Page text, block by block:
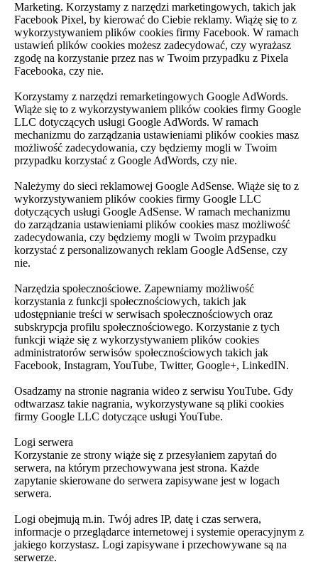
Marketing. Korzystamy z narzędzi marketingowych, takich jak
Facebook Pixel, by kierować do Ciebie reklamy. Wiążę się to z
wykorzystywaniem plików cookies firmy Facebook. W ramach
ustawień plików cookies możesz zadecydować, czy wyrażasz
zgodę na korzystanie przez nas w Twoim przypadku z Pixela
Facebooka, czy nie.
Korzystamy z narzędzi remarketingowych Google AdWords.
Wiąże się to z wykorzystywaniem plików cookies firmy Google
LLC dotyczących usługi Google AdWords. W ramach
mechanizmu do zarządzania ustawieniami plików cookies masz
możliwość zadecydowania, czy będziemy mogli w Twoim
przypadku korzystać z Google AdWords, czy nie.
Należymy do sieci reklamowej Google AdSense. Wiąże się to z
wykorzystywaniem plików cookies firmy Google LLC
dotyczących usługi Google AdSense. W ramach mechanizmu
do zarządzania ustawieniami plików cookies masz możliwość
zadecydowania, czy będziemy mogli w Twoim przypadku
korzystać z personalizowanych reklam Google AdSense, czy
nie.
Narzędzia społecznościowe. Zapewniamy możliwość
korzystania z funkcji społecznościowych, takich jak
udostępnianie treści w serwisach społecznościowych oraz
subskrypcja profilu społecznościowego. Korzystanie z tych
funkcji wiąże się z wykorzystywaniem plików cookies
administratorów serwisów społecznościowych takich jak
Facebook, Instagram, YouTube, Twitter, Google+, LinkedIN.
Osadzamy na stronie nagrania wideo z serwisu YouTube. Gdy
odtwarzasz takie nagrania, wykorzystywane są pliki cookies
firmy Google LLC dotyczące usługi YouTube.
Logi serwera
Korzystanie ze strony wiąże się z przesyłaniem zapytań do
serwera, na którym przechowywana jest strona. Każde
zapytanie skierowane do serwera zapisywane jest w logach
serwera.
Logi obejmują m.in. Twój adres IP, datę i czas serwera,
informacje o przeglądarce internetowej i systemie operacyjnym z
jakiego korzystasz. Logi zapisywane i przechowywane są na
serwerze.